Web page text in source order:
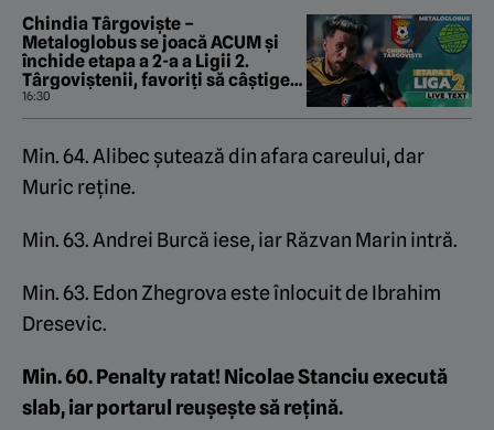
Chindia Târgoviște –
Metaloglobus se joacă ACUM și
închide etapa a 2-a a Ligii 2.
Târgoviștenii, favoriți să câștige,
după un început cu stângul în
noul sezon
16:30
Min. 64. Alibec șutează din afara careului, dar
Muric reține.
Min. 63. Andrei Burcă iese, iar Răzvan Marin intră.
Min. 63. Edon Zhegrova este înlocuit de Ibrahim
Dresevic.
Min. 60. Penalty ratat! Nicolae Stanciu execută
slab, iar portarul reușește să rețină.